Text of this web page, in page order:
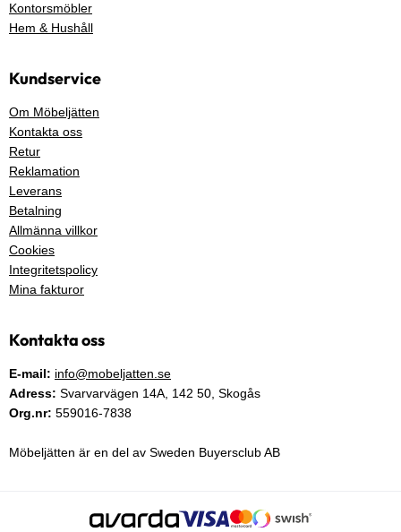
Kontorsmöbler
Hem & Hushåll
Kundservice
Om Möbeljätten
Kontakta oss
Retur
Reklamation
Leverans
Betalning
Allmänna villkor
Cookies
Integritetspolicy
Mina fakturor
Kontakta oss
E-mail: info@mobeljatten.se
Adress: Svarvarvägen 14A, 142 50, Skogås
Org.nr: 559016-7838
Möbeljätten är en del av Sweden Buyersclub AB